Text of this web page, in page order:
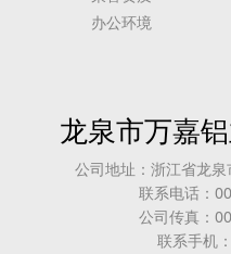
办公环境
龙泉市万嘉
公司地址：浙江省龙
联系电话：
公司传真：
联系手机